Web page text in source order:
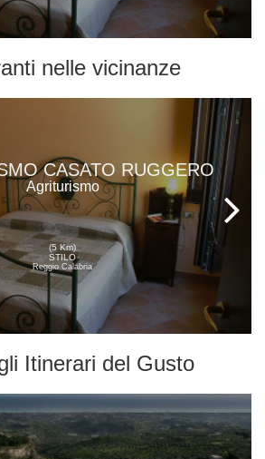
nelle vicinanze
CASATO RUGGERO
Agriturismo
(5 Km)
STILO
Reggio Calabria
Itinerari del Gusto